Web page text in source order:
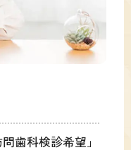
歯科検診希望」